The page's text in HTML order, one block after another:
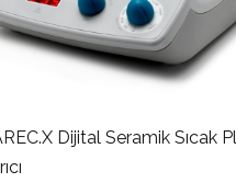
Dijital Seramik Sıcak